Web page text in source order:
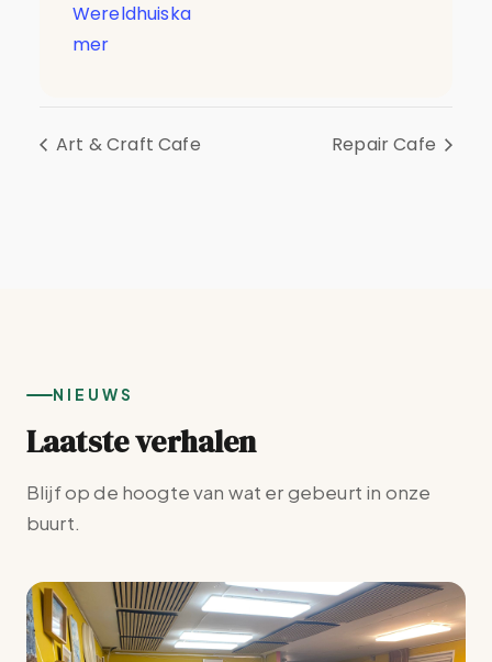
Wereldhuiska
mer
Art & Craft Cafe Repair Cafe
NIEUWS
Laatste verhalen
Blijf op de hoogte van wat er gebeurt in onze
buurt.